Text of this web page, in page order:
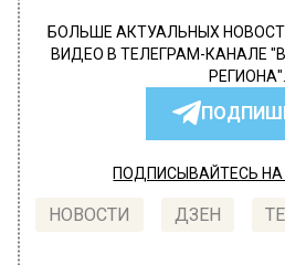
БОЛЬШЕ АКТУАЛЬНЫХ
ВИДЕО В ТЕЛЕГРАМ-КАНАЛЕ
РЕГИОНА".
ПОДПИСЫВАЙТЕСЬ НА
НОВОСТИ ДЗЕН